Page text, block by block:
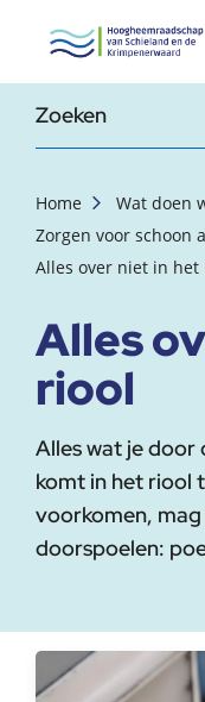
, startpagina
Zoekterm
Home
Wat doen
Zorgen voor schoon
Alles over niet in het
Alles
riool
Alles wat je door
komt in het riool
voorkomen, mag
doorspoelen: